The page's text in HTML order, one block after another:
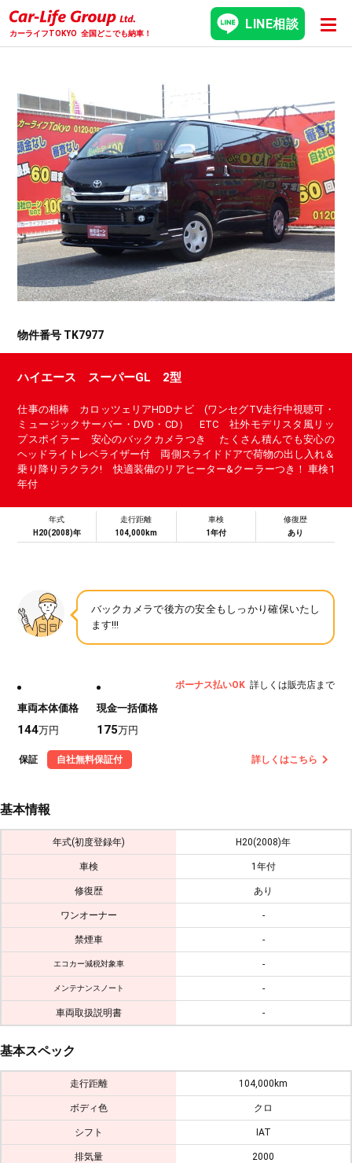
カーライフTOKYO 全国どこでも納車！
LINE相談
物件番号 TK7977
ハイエース スーパーGL 2型
仕事の相棒 カロッツェリアHDDナビ (ワンセグTV走行中視聴可・
ミュージックサーバー・DVD・CD） ETC 社外モデリスタ風リッ
プスポイラー 安心のバックカメラつき たくさん積んでも安心の
ヘッドライトレベライザー付 両側スライドドアで荷物の出し入れ＆
乗り降りラクラク! 快適装備のリアヒーター&クーラーつき！ 車検1
年付
年式
H20(2008)年
走行距離
104,000km
車検
1年付
修復歴
あり
バックカメラで後方の安全もしっかり確保いたし
ます!!!
車両本体価格
144万円
現金一括価格
175万円
ボーナス払いOK 詳しくは販売店まで
保証 自社無料保証付 詳しくはこちら
基本情報
年式(初度登録年) H20(2008)年
車検 1年付
修復歴 あり
ワンオーナー -
禁煙車 -
エコカー減税対象車 -
メンテナンスノート -
車両取扱説明書 -
基本スペック
走行距離 104,000km
ボディ色 クロ
シフト IAT
排気量 2000